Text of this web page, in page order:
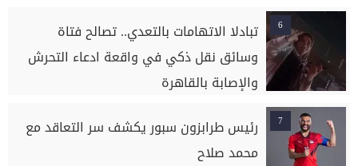
6
تبادلا الاتهامات بالتعدي.. تصالح فتاة
وسائق نقل ذكي في واقعة ادعاء التحرش
والإصابة بالقاهرة
7
رئيس طرابزون سبور يكشف سر التعاقد مع
محمد صلاح